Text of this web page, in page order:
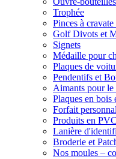
Trophée
Pinces à
Golf Divots et
Signets
Médaille pour
Plaques de
Pendentifs et
Aimants pour
Plaques en bois
Forfait
Produits en PVC
Lanière
Broderie et
Nos moules –